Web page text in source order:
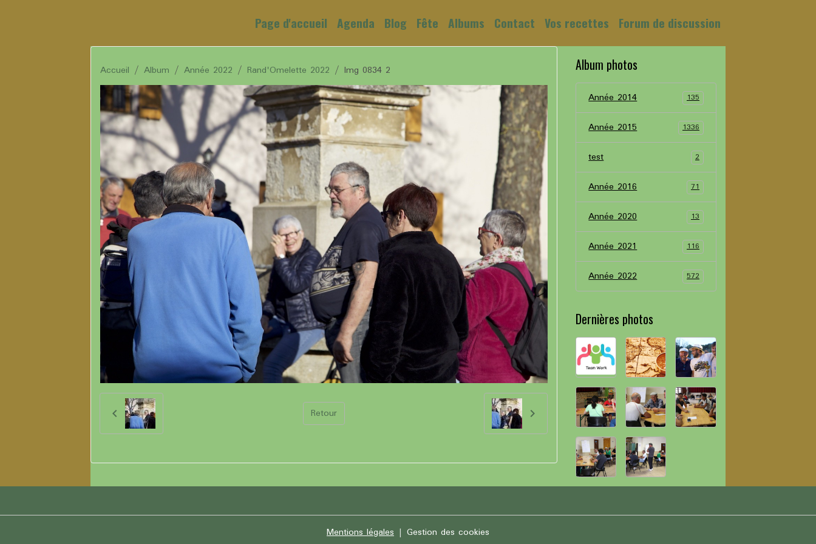
Page d'accueil Agenda Blog Fête Albums Contact Vos recettes Forum de discussion
Accueil Album Année 2022 Rand'Omelette 2022 Img 0834 2
Retour
Album photos
Année 2014 135
Année 2015 1336
test 2
Année 2016 71
Année 2020 13
Année 2021 116
Année 2022 572
Dernières photos
Mentions légales Gestion des cookies